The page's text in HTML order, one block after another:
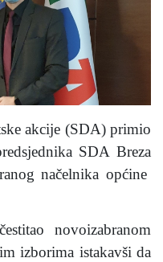
akcije (SDA) primio
SDA Breza
načelnika općine
novoizabranom
izborima istakavši da